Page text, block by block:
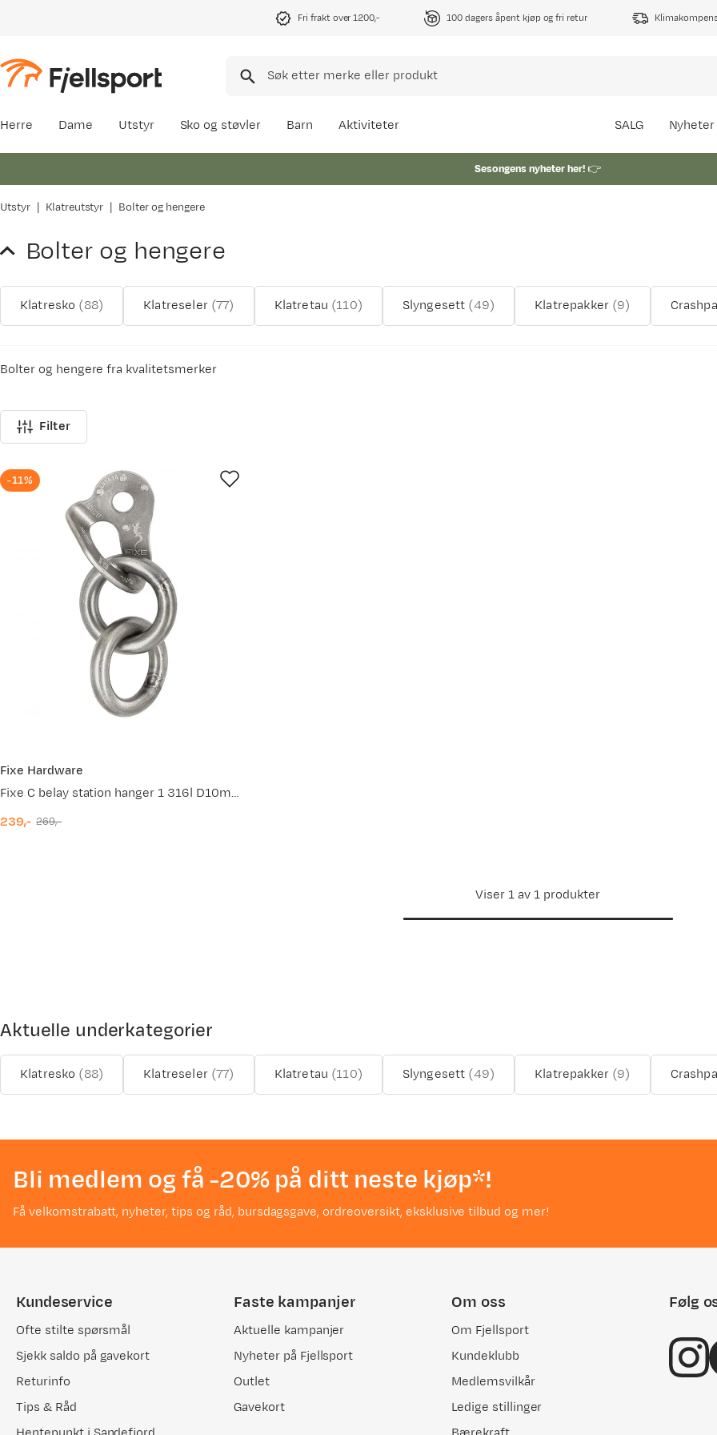
Fri frakt over 1200,- 100 dagers åpent kjøp og fri retur
Herre Dame Utstyr Sko og støvler Barn Aktiviteter SALG Nyheter
Sesongens nyheter her!👉
Utstyr Klatreutstyr Bolter og hengere
Bolter og hengere
Klatresko (88) Klatreseler (77) Klatretau (110) Slyngesett (49) Klatrepakker (9)
Bolter og hengere fra kvalitetsmerker
Filter
Fixe Hardware
Fixe C belay station hanger 1 316l D10mm No color
-11%
discounted
239,-
original269,-
Viser 1 av 1 produkter
Aktuelle underkategorier
Klatresko (88) Klatreseler (77) Klatretau (110) Slyngesett (49) Klatrepakker (9)
Bli medlem og få -20% på ditt neste kjøp*!
Få velkomstrabatt, nyheter, tips og råd, bursdagsgave, ordreoversikt, eksklusive tilbud og mer!
Kundeservice
Ofte stilte spørsmål
Sjekk saldo på gavekort
Returinfo
Tips & Råd
Faste kampanjer
Aktuelle kampanjer
Nyheter på Fjellsport
Outlet
Gavekort
Om oss
Om Fjellsport
Kundeklubb
Medlemsvilkår
Ledige stillinger
Følg